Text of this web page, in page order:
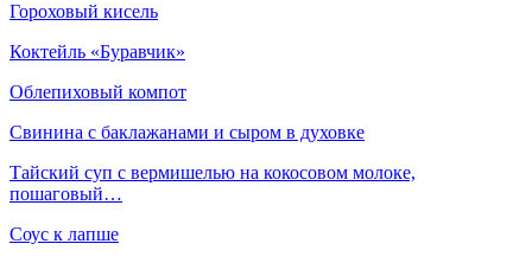
Гороховый кисель
Коктейль «Буравчик»
Облепиховый компот
Свинина с баклажанами и сыром в духовке
Тайский суп с вермишелью на кокосовом молоке,
пошаговый…
Соус к лапше